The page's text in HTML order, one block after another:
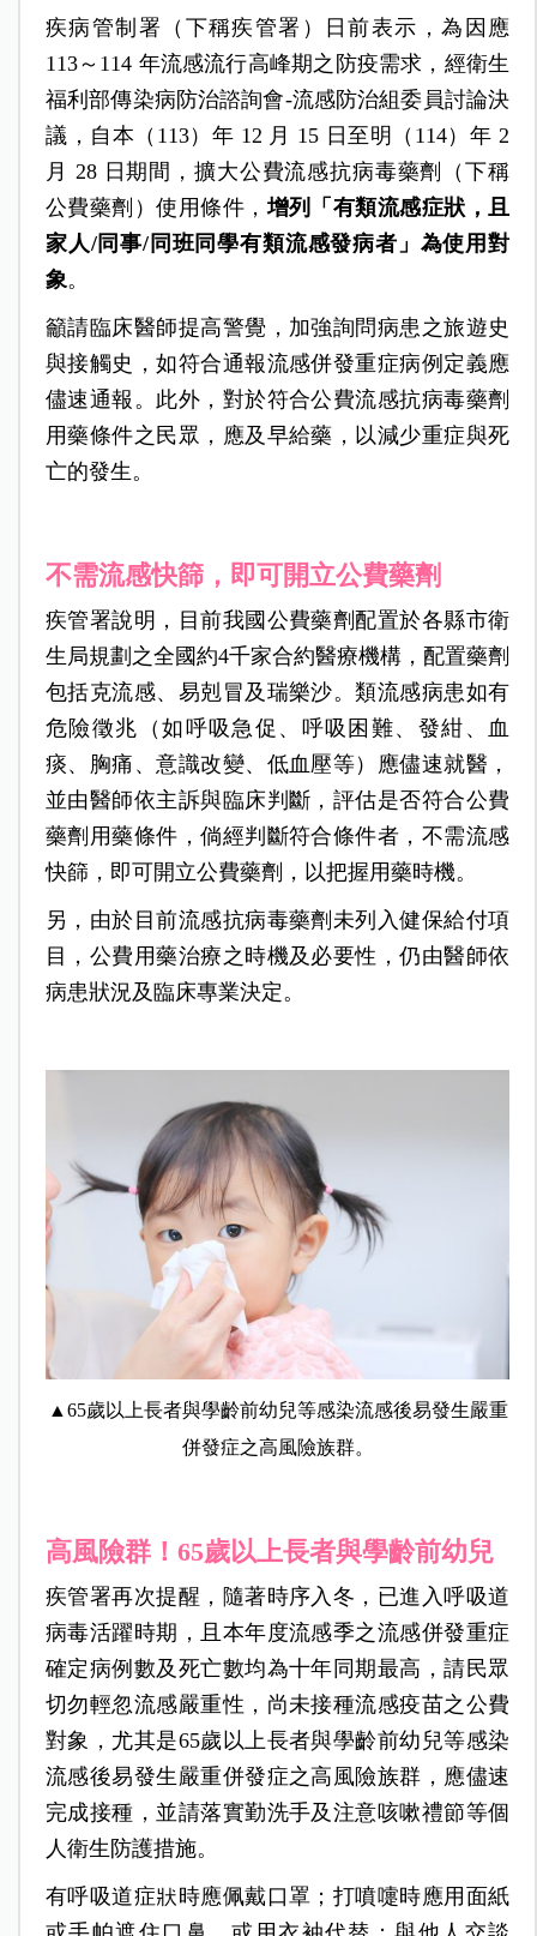
疾病管制署（下稱疾管署）日前表示，為因應
113～114 年流感流行高峰期之防疫需求，經衛生
福利部傳染病防治諮詢會-流感防治組委員討論決
議，自本（113）年 12 月 15 日至明（114）年 2
月 28 日期間，擴大公費流感抗病毒藥劑（下稱
公費藥劑）使用條件，增列「有類流感症狀，且
家人/同事/ 同班同學有類流感發病者」為使用對
象。
籲請臨床醫師提高警覺，加強詢問病患之旅遊史
與接觸史，如符合通報流感併發重症病例定義應
儘速通報。此外，對於符合公費流感抗病毒藥劑
用藥條件之民眾，應及早給藥，以減少重症與死
亡的發生。
不需流感快篩，即可開立公費藥劑
疾管署說明，目前我國公費藥劑配置於各縣市衛
生局規劃之全國約4千家合約醫療機構，配置藥劑
包括克流感、易剋冒及瑞樂沙。類流感病患如有
危險徵兆（如呼吸急促、呼吸困難、發紺、血
痰、胸痛、意識改變、低血壓等）應儘速就醫，
並由醫師依主訴與臨床判斷，評估是否符合公費
藥劑用藥條件，倘經判斷符合條件者，不需流感
快篩，即可開立公費藥劑，以把握用藥時機。
另，由於目前流感抗病毒藥劑未列入健保給付項
目，公費用藥治療之時機及必要性，仍由醫師依
病患狀況及臨床專業決定。
▲65歲以上長者與學齡前幼兒等感染流感後易發生嚴重
併發症之高風險族群。
高風險群！65歲以上長者與學齡前幼兒
疾管署再次提醒，隨著時序入冬，已進入呼吸道
病毒活躍時期，且本年度流感季之流感併發重症
確定病例數及死亡數均為十年同期最高，請民眾
切勿輕忽流感嚴重性，尚未接種流感疫苗之公費
對象，尤其是65歲以上長者與學齡前幼兒等感染
流感後易發生嚴重併發症之高風險族群，應儘速
完成接種，並請落實勤洗手及注意咳嗽禮節等個
人衛生防護措施。
有呼吸道症狀時應佩戴口罩；打噴嚏時應用面紙